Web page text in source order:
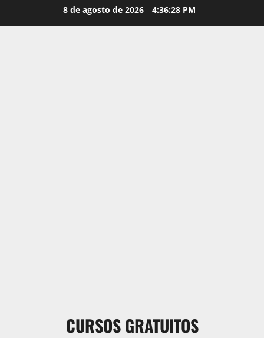
8 de agosto de 2026 4:36:29 PM
CURSOS GRATUITOS